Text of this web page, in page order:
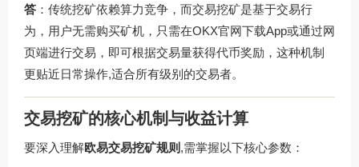
答 ：传统挖矿依赖算力竞争，而交易挖矿是基于交易行
为，用户无需购买矿机，只需在OKX官网下载App或通过网
页端进行交易，即可根据交易量获得代币奖励，这种机制
更贴近日常操作,适合所有级别的交易者。
交易挖矿的核心机制与收益计算
要深入理解欧易交易挖矿规则 ,需掌握以下核心参数：